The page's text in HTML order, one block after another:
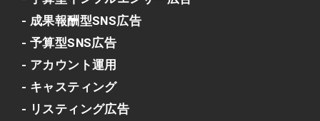
- 成果報酬型SNS広告
- 予算型SNS広告
- アカウント運用
- キャスティング
- リスティング広告